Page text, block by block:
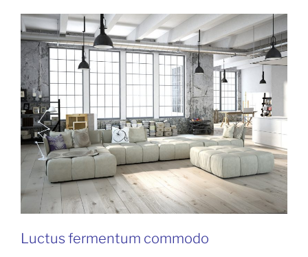
Luctus fermentum commodo